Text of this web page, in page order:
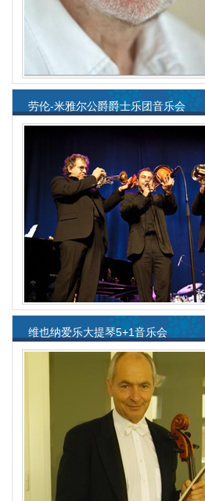
劳伦-米雅尔公爵爵士乐团音乐会
维也纳爱乐大提琴5+1音乐会